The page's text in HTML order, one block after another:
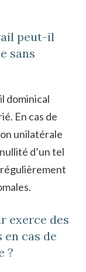
peut-il
sans
dominical
En cas de
unilatérale
d’un tel
exerce des
cas de
?